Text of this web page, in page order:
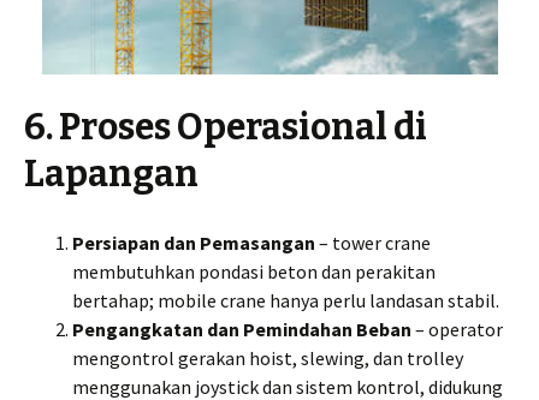
6. Proses Operasional di
Lapangan
Persiapan dan Pemasangan – tower crane
membutuhkan pondasi beton dan perakitan
bertahap; mobile crane hanya perlu landasan stabil.
Pengangkatan dan Pemindahan Beban – operator
mengontrol gerakan hoist, slewing, dan trolley
menggunakan joystick dan sistem kontrol, didukung